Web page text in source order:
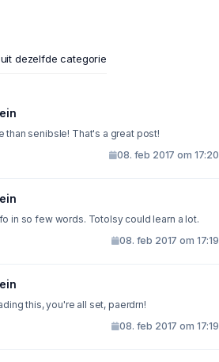
dezelfde categorie
than senibsle! That's a great post!
08. feb 2017 om 17:20
in so few words. Totolsy could learn a lot.
08. feb 2017 om 17:19
this, you're all set, paerdrn!
08. feb 2017 om 17:19